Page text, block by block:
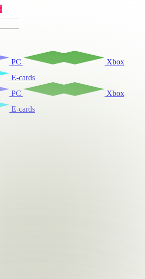
PC
Xbox
E-cards
PC
Xbox
E-cards